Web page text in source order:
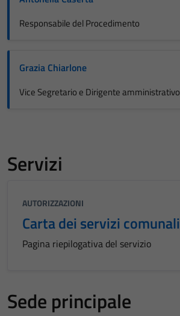
Responsabile del Procedimento
Grazia Chiarlone
Vice Segretario e Dirigente amministrativo
Servizi
AUTORIZZAZIONI
Carta dei servizi comunali
Pagina riepilogativa del servizio
Sede principale